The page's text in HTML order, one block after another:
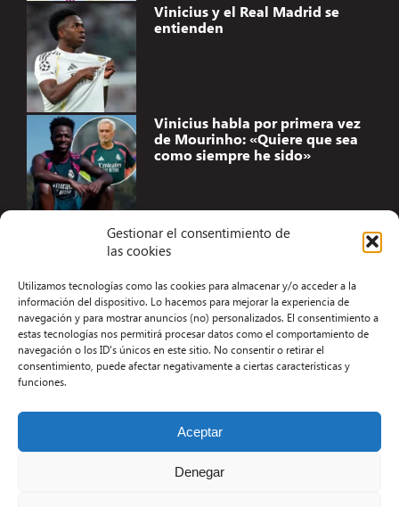
Gestionar el consentimiento de
las cookies
Utilizamos tecnologías como las cookies para almacenar y/o acceder a la
información del dispositivo. Lo hacemos para mejorar la experiencia de
navegación y para mostrar anuncios (no) personalizados. El consentimiento a
estas tecnologías nos permitirá procesar datos como el comportamiento de
navegación o los ID's únicos en este sitio. No consentir o retirar el
consentimiento, puede afectar negativamente a ciertas características y
funciones.
Aceptar
Denegar
Vinicius y el Real Madrid se
entienden
Vinicius habla por primera vez
de Mourinho: «Quiere que sea
como siempre he sido»
Aviso Legal
Términos y condiciones
Política de privacidad
Contacto
Desarrollo Web por Kiwop